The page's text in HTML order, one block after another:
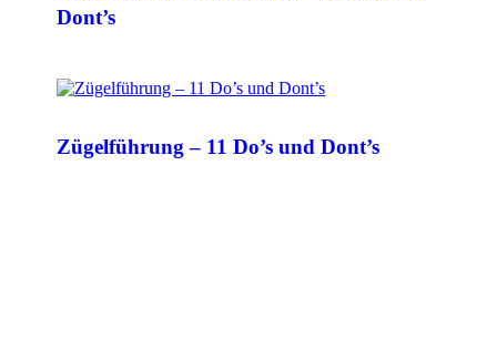
Dont’s
Zügelführung – 11 Do’s und Dont’s